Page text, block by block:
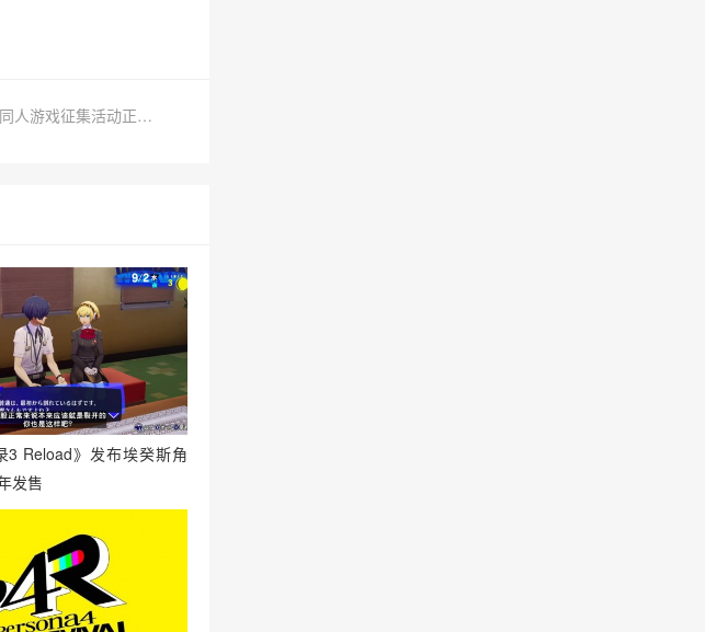
下一篇：《仙剑奇侠传》30周年同人游戏征集活动正式开始！
3 Reload》发布埃癸斯角
发售